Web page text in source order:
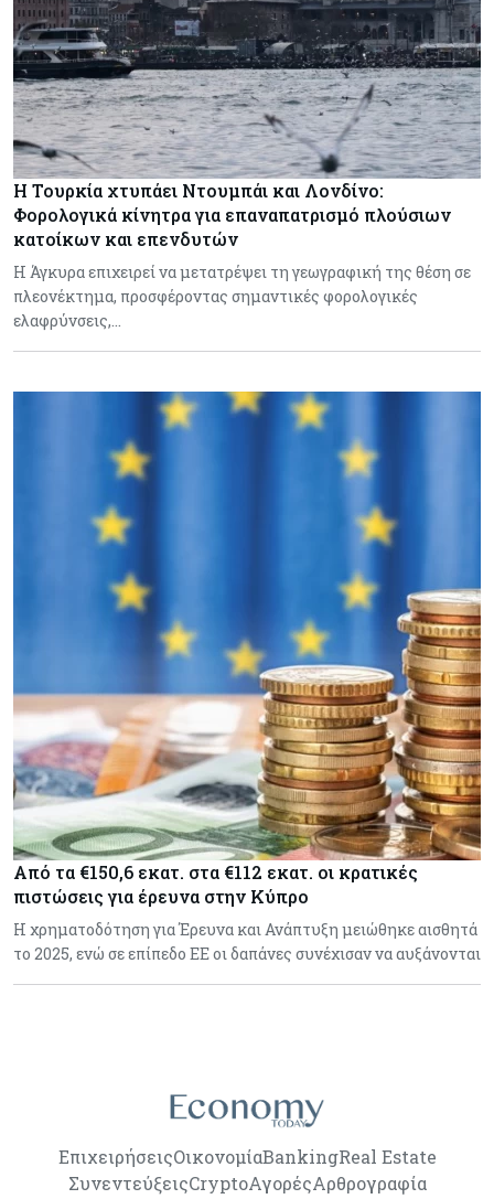
Η Τουρκία χτυπάει Ντουμπάι και Λονδίνο:
Φορολογικά κίνητρα για επαναπατρισμό πλούσιων
κατοίκων και επενδυτών
Η Άγκυρα επιχειρεί να μετατρέψει τη γεωγραφική της θέση σε
πλεονέκτημα, προσφέροντας σημαντικές φορολογικές
ελαφρύνσεις,…
Από τα €150,6 εκατ. στα €112 εκατ. οι κρατικές
πιστώσεις για έρευνα στην Κύπρο
Η χρηματοδότηση για Έρευνα και Ανάπτυξη μειώθηκε αισθητά
το 2025, ενώ σε επίπεδο ΕΕ οι δαπάνες συνέχισαν να αυξάνονται
ΕπιχειρήσειςΟικονομίαBankingReal Estate
ΣυνεντεύξειςCryptoΑγορέςΑρθρογραφία